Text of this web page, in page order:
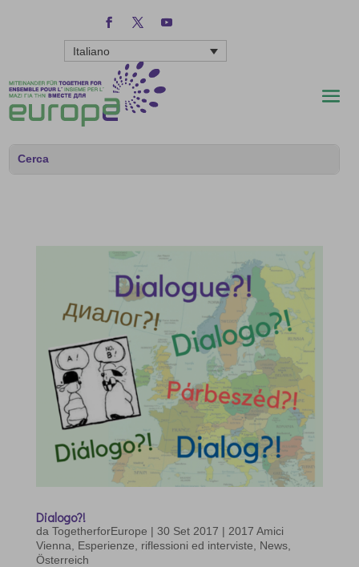
Italiano
Dialogo?!
da TogetherforEurope | 30 Set 2017 | 2017 Amici
Vienna
Esperienze, riflessioni ed interviste News,
Österreich